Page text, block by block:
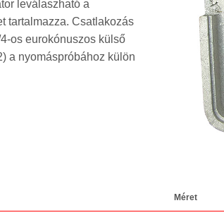
leválaszható a
tartalmazza. Csatlakozás
os eurokónuszos külső
a nyomáspróbához külön
Méret